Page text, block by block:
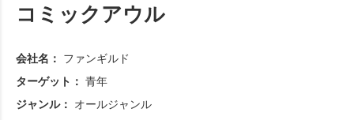
コミックアウル
会社名：
ファンギルド
ターゲット： 青年
ジャンル：
オールジャンル